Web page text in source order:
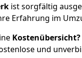
ist sorgfältig
Erfahrung im
Kostenübersicht?
und